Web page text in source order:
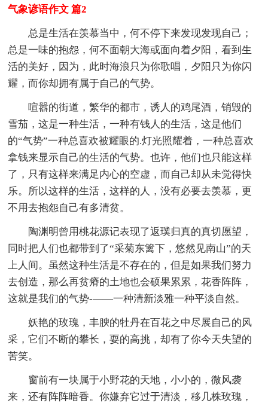
气象谚语作文 篇2
总是生活在羡慕当中，何不停下来发现发现自己；
总是一味的抱怨，何不面朝大海或面向着夕阳，看到生
活的美好，因为，此时海浪只为你歌唱，夕阳只为你闪
耀，而你却拥有属于自己的气势。
喧嚣的街道，繁华的都市，诱人的鸡尾酒，销毁的
雪茄，这是一种生活，一种有钱人的生活，这是他们
的“气势”一种总喜欢被耀眼的.灯光照耀着，一种总喜欢
拿钱来显示自己的生活的气势。也许，他们也只能这样
了，只有这样来满足内心的空虚，而自己却从未觉得快
乐。所以这样的生活，这样的人，没有必要去羡慕，更
不用去抱怨自己有多清贫。
陶渊明曾用桃花源记表现了返璞归真的真切愿望，
同时把人们也都带到了“采菊东篱下，悠然见南山”的天
上人间。虽然这种生活是不存在的，但是如果我们努力
去创造，那么再贫瘠的土地也会硕果累累，花香阵阵，
这就是我们的气势-——一种清新淡雅一种平淡自然。
妖艳的玫瑰，丰腴的牡丹在百花之中尽展自己的风
采，它们不断的攀长，耍的高挑，却有了你今天失望的
苦笑。
窗前有一块属于小野花的天地，小小的，微风袭
来，还有阵阵暗香。你嫌弃它过于清淡，移几株玫瑰，